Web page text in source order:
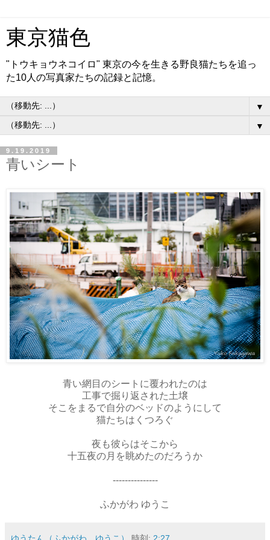
東京猫色
"トウキョウネコイロ" 東京の今を生きる野良猫たちを追っ
た10人の写真家たちの記録と記憶。
▼
▼
9.19.2019
青いシート
青い網目のシートに覆われたのは
工事で掘り返された土壌
そこをまるで自分のベッドのようにして
猫たちはくつろぐ
夜も彼らはそこから
十五夜の月を眺めたのだろうか
---------------
ふかがわ ゆうこ